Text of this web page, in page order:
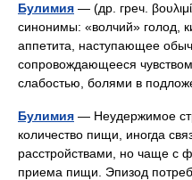
Булимия — (др. греч.
синонимы: «волчий» голод,
аппетита, наступающее
сопровождающееся
слабостью, болями в
Булимия — Неудержимое
количество пищи, иногда
расстройствами, но чаще с
приема пищи. Эпизод